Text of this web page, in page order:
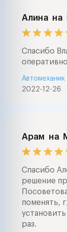
Алина на
Спасибо
2022-12-26
Арам на
Спасибо
решение
поменять,
раз.